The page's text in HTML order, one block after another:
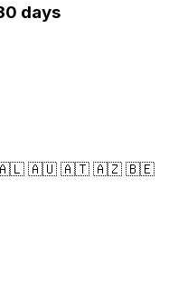
days
🇦🇺 🇦🇹 🇦🇿 🇧🇪